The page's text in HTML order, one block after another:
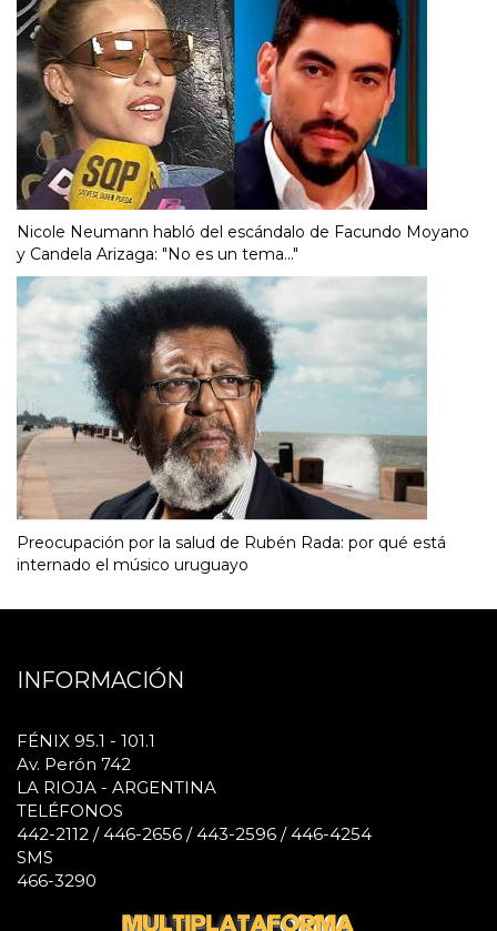
Nicole Neumann habló del escándalo de Facundo Moyano
y Candela Arizaga: "No es un tema..."
Preocupación por la salud de Rubén Rada: por qué está
internado el músico uruguayo
INFORMACIÓN
FÉNIX 95.1 - 101.1
Av. Perón 742
LA RIOJA - ARGENTINA
TELÉFONOS
442-2112 / 446-2656 / 443-2596 / 446-4254
SMS
466-3290